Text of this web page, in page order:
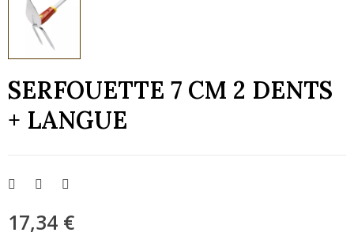
SERFOUETTE 7 CM 2 DENTS
+ LANGUE
17,34 €